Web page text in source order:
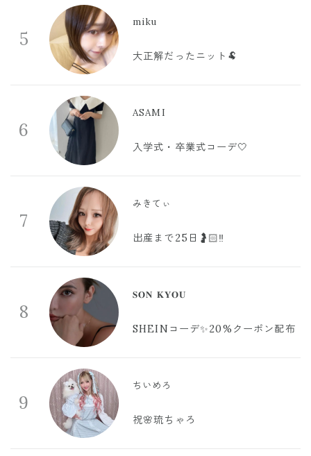
5
miku
大正解だったニット🐏
6
ASAMI
入学式・卒業式コーデ🤍
7
みきてぃ
出産まで25日🤰🏻‼️
8
𝐒𝐎𝐍 𝐊𝐘𝐎𝐔
SHEINコーデ✨20%クーポン配布
9
ちいめろ
祝🌸琉ちゃろ